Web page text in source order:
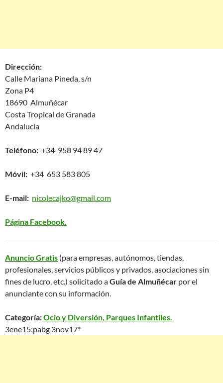
Dirección:
Calle Mariana Pineda, s/n
Zona P4
18690 Almuñécar
Costa Tropical de Granada
Andalucía
Teléfono: +34 958 94 89 47
Móvil: +34 653 583 805
E-mail: nicolecajko@gmail.com
Página Facebook.
Anuncio Gratis (para empresas, autónomos, tiendas,
profesionales, servicios públicos y privados, asociaciones sin
fines de lucro, etc.) solicitado aGuía de Almuñécar por el
anunciante con su información.
Categoría:Ocio y Diversión, Parques Infantiles.
3ene15;pabg 3nov17*